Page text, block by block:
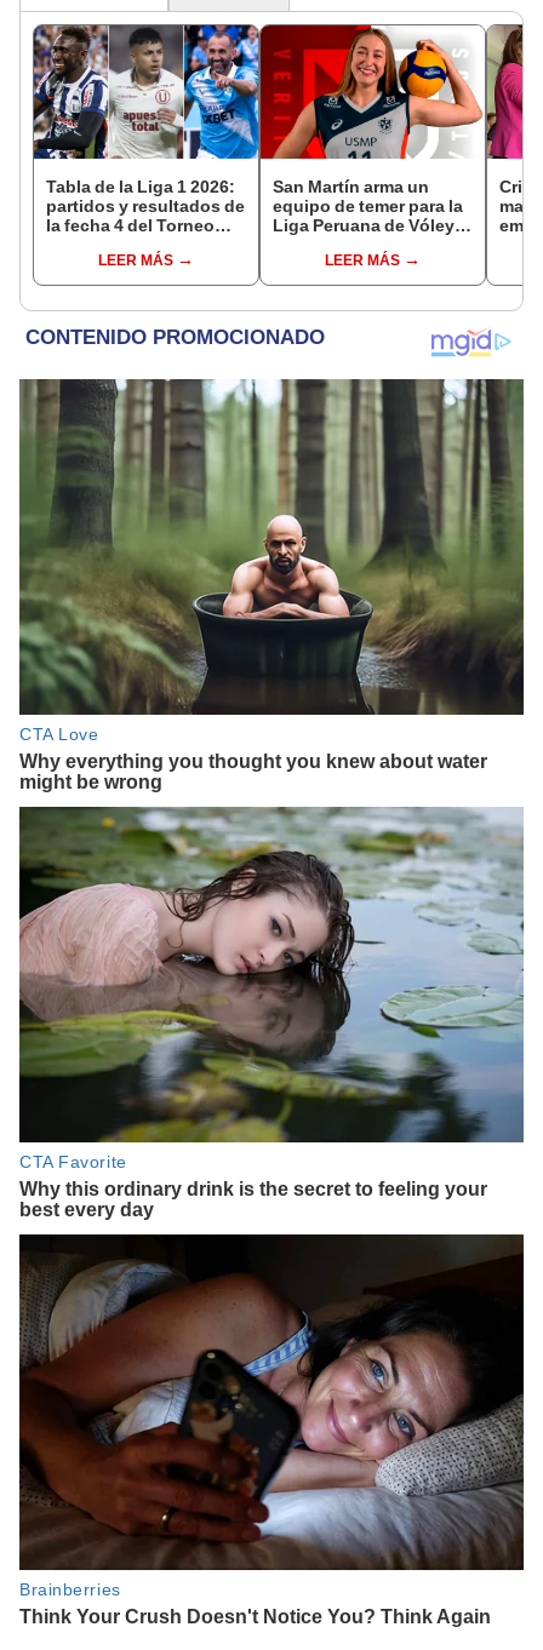
Tabla de la Liga 1 2026:
partidos y resultados de
la fecha 4 del Torneo
del Acumulado
LEER MÁS
San Martín arma un
equipo de temer para la
Liga Peruana de Vóley:
Emily Zinger
LEER MÁS